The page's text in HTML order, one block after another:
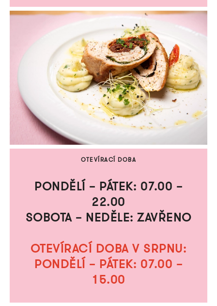
OTEVÍRACÍ DOBA
PONDĚLÍ – PÁTEK: 07.00 –
22.00
SOBOTA – NEDĚLE: ZAVŘENO
OTEVÍRACÍ DOBA V SRPNU:
PONDĚLÍ – PÁTEK: 07.00 –
15.00